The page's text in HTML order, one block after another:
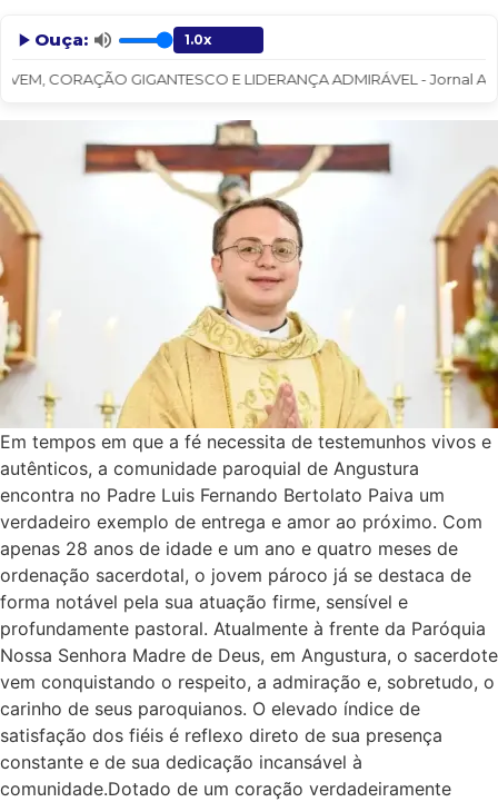
Ouça:
Em tempos em que a fé necessita de testemunhos vivos e
autênticos, a comunidade paroquial de Angustura
encontra no Padre Luis Fernando Bertolato Paiva um
verdadeiro exemplo de entrega e amor ao próximo. Com
apenas 28 anos de idade e um ano e quatro meses de
ordenação sacerdotal, o jovem pároco já se destaca de
forma notável pela sua atuação firme, sensível e
profundamente pastoral. Atualmente à frente da Paróquia
Nossa Senhora Madre de Deus, em Angustura, o sacerdote
vem conquistando o respeito, a admiração e, sobretudo, o
carinho de seus paroquianos. O elevado índice de
satisfação dos fiéis é reflexo direto de sua presença
constante e de sua dedicação incansável à
comunidade.Dotado de um coração verdadeiramente